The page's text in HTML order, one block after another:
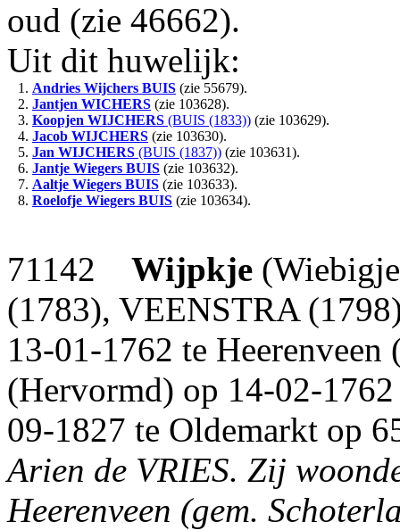
oud (zie 46662).
Uit dit huwelijk:
1. Andries Wijchers BUIS (zie 55679).
2. Jantjen WICHERS (zie 103628).
3. Koopjen WIJCHERS (BUIS (1833)) (zie 103629).
4. Jacob WIJCHERS (zie 103630).
5. Jan WIJCHERS (BUIS (1837)) (zie 103631).
6. Jantje Wiegers BUIS (zie 103632).
7. Aaltje Wiegers BUIS (zie 103633).
8. Roelofje Wiegers BUIS (zie 103634).
71142 Wijpkje
(1783), VEENSTRA
13-01-1762 te
(Hervormd) op 14-02-
09-1827 te Oldemarkt op
Arien de VRIES. Zij
Heerenveen (gem.